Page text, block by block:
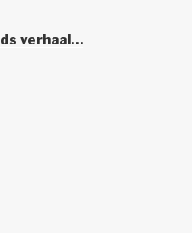
verhaal…